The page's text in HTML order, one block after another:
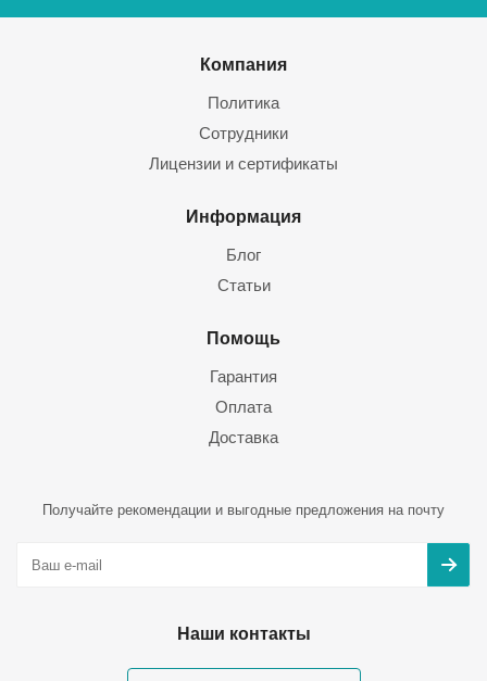
Компания
Политика
Сотрудники
Лицензии и сертификаты
Информация
Блог
Статьи
Помощь
Гарантия
Оплата
Доставка
Получайте рекомендации и выгодные предложения на почту
Наши контакты